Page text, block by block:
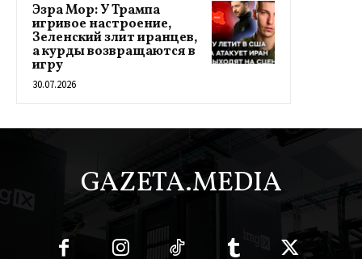
Эзра Мор: У Трампа
игривое настроение,
Зеленский злит иранцев,
а курды возвращаются в
игру
30.07.2026
GAZETA.MEDIA